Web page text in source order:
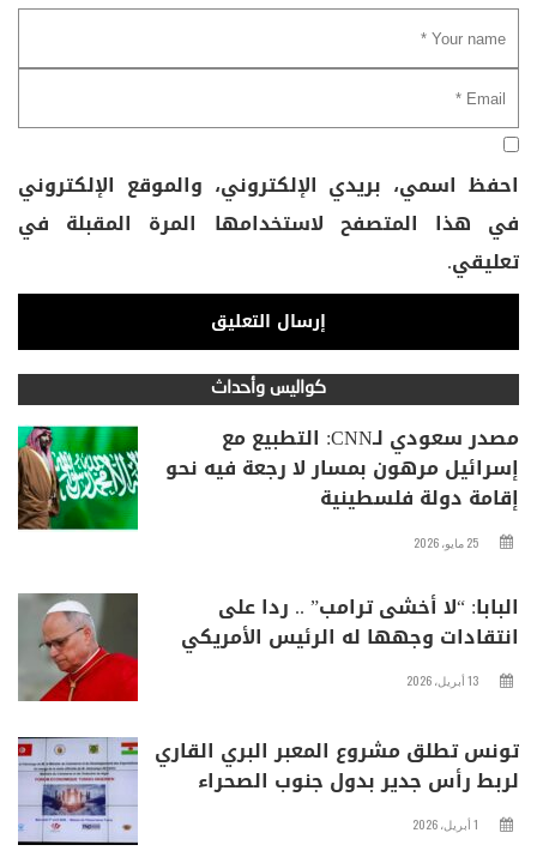
احفظ اسمي، بريدي الإلكتروني، والموقع الإلكتروني
في هذا المتصفح لاستخدامها المرة المقبلة في
تعليقي.
كواليس وأحداث
مصدر سعودي لـCNN: التطبيع مع
إسرائيل مرهون بمسار لا رجعة فيه نحو
إقامة دولة فلسطينية
25 مايو، 2026
البابا: “لا أخشى ترامب” .. ردا على
انتقادات وجهها له الرئيس الأمريكي
13 أبريل، 2026
تونس تطلق مشروع المعبر البري القاري
لربط رأس جدير بدول جنوب الصحراء
1 أبريل، 2026